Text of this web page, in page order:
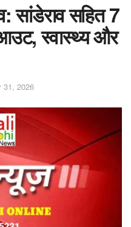
सांडेराव सहित 7
स्वास्थ्य और
31, 2026